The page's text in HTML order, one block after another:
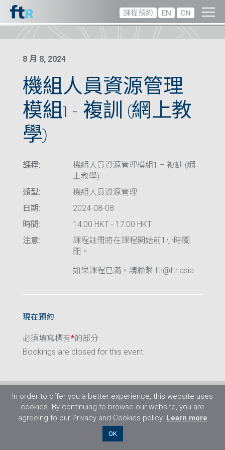
課程預約 EN CN
8 月 8, 2024
機組人員資源管理
模組1 – 複訓 (網上教
學)
課程:
機組人員資源管理模組1 – 複訓 (網
上教學)
類型:
機組人員資源管理
日期:
2024-08-08
時間:
14:00 HKT - 17:00 HKT
注意:
課程註冊將在課程開始前1小時關
閉。
如果課程已滿，請聯繫 ftr@ftr.asia
現在預約
必須填寫標有*的部分
Bookings are closed for this event.
©2026 Flight Training Resources Limited. 保
In order to offer you a better experience, this website uses
cookies. By continuing to browse our website, you are
agreeing to our Privacy and Cookies policy. Learn more
OK